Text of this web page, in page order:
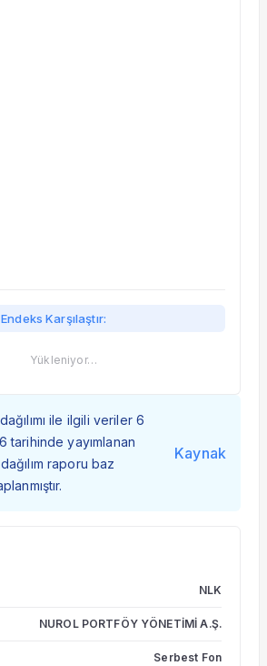
Karşılaştır:
Yükleniyor…
ile ilgili veriler 6
tarihinde yayımlanan
raporu baz
Kaynak
NLK
NUROL PORTFÖY YÖNETİMİ A.Ş.
Serbest Fon